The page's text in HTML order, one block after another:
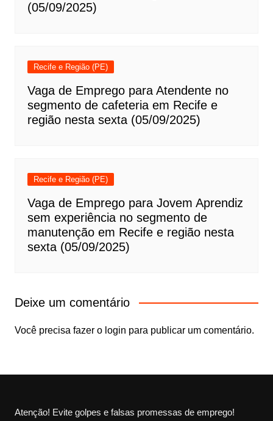
(05/09/2025)
Recife e Região (PE)
Vaga de Emprego para Atendente no
segmento de cafeteria em Recife e
região nesta sexta (05/09/2025)
Recife e Região (PE)
Vaga de Emprego para Jovem Aprendiz
sem experiência no segmento de
manutenção em Recife e região nesta
sexta (05/09/2025)
Deixe um comentário
Você precisa fazer o login para publicar um comentário.
Atenção! Evite golpes e falsas promessas de emprego!